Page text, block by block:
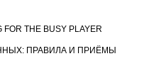
FOR THE BUSY PLAYER
ПРАВИЛА И ПРИЁМЫ